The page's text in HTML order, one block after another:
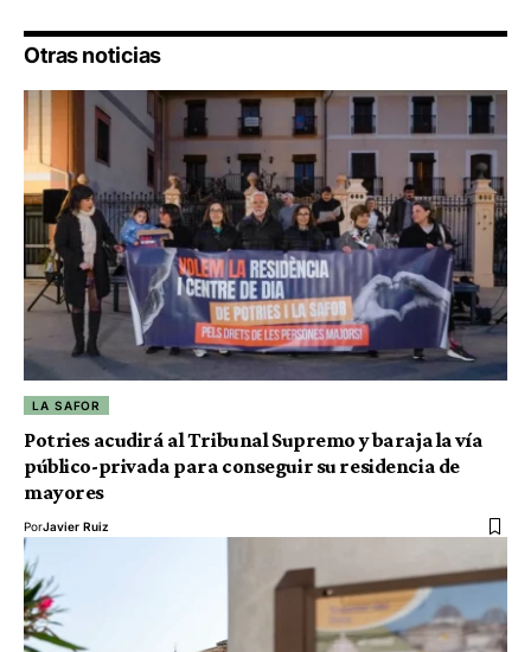
Otras noticias
LA SAFOR
Potries acudirá al Tribunal Supremo y baraja la vía
público-privada para conseguir su residencia de
mayores
PorJavier Ruiz